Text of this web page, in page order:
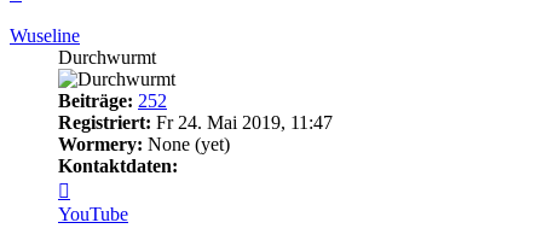
Wuseline
Durchwurmt
Beiträge: 252
Registriert: Fr 24. Mai 2019, 11:47
Wormery: None (yet)
Kontaktdaten:
von
Wuseline
YouTube